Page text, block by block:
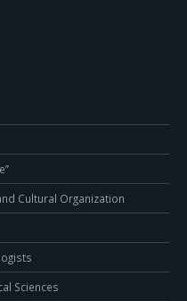
Cultural Organization
Sciences